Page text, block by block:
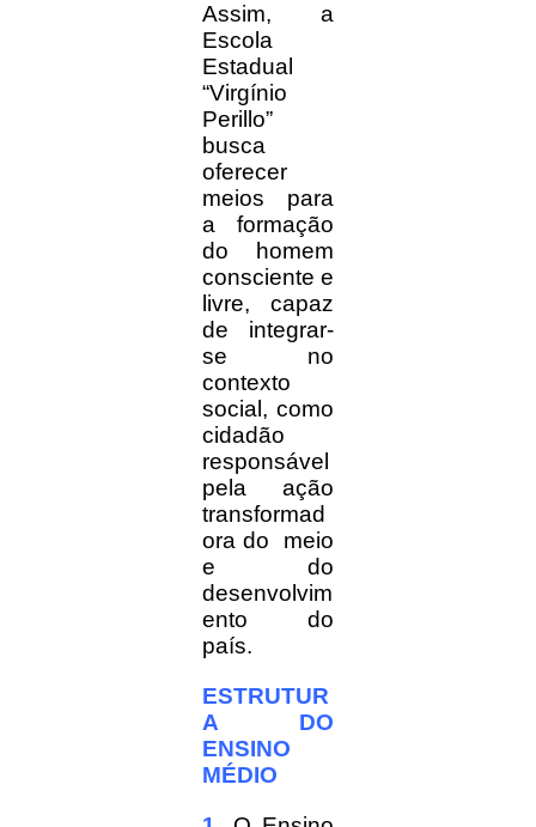
Assim, a
Escola
Estadual
“Virgínio
Perillo”
busca
oferecer
meios para
a formação
do homem
consciente e
livre, capaz
de integrar-
se no
contexto
social, como
cidadão
responsável
pela ação
transformad
ora do meio
e do
desenvolvim
ento do
país.
ESTRUTUR
A DO
ENSINO
MÉDIO